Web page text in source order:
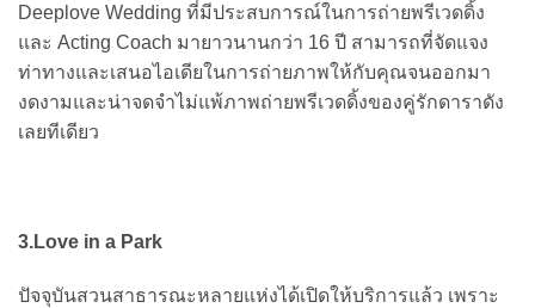
Deeplove Wedding ที่มีประสบการณ์ในการถ่ายพรีเวดดิ้ง
และ Acting Coach มายาวนานกว่า 16 ปี สามารถที่จัดแจง
ท่าทางและเสนอไอเดียในการถ่ายภาพให้กับคุณจนออกมา
งดงามและน่าจดจำไม่แพ้ภาพถ่ายพรีเวดดิ้งของคู่รักดาราดัง
เลยทีเดียว
3.Love in a Park
ปัจจุบันสวนสาธารณะหลายแห่งได้เปิดให้บริการแล้ว เพราะ